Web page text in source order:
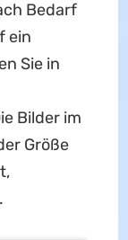
Bedarf
ein
Sie in
Bilder im
Größe